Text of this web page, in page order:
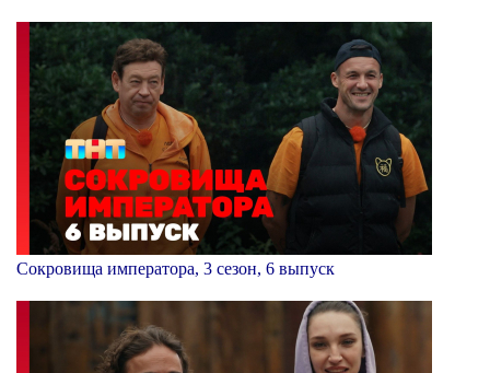
Сокровища императора, 3 сезон, 6 выпуск